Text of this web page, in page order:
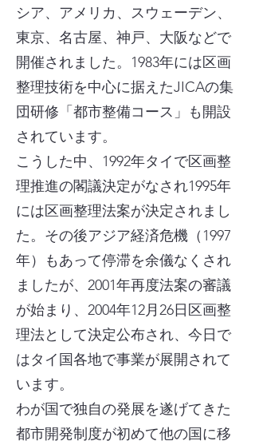
シア、アメリカ、スウェーデン、
東京、名古屋、神戸、大阪などで
開催されました。1983年には区画
整理技術を中心に据えたJICAの集
団研修「都市整備コース」も開設
されています。
こうした中、1992年タイで区画整
理推進の閣議決定がなされ1995年
には区画整理法案が決定されまし
た。その後アジア経済危機（1997
年）もあって停滞を余儀なくされ
ましたが、2001年再度法案の審議
が始まり、2004年12月26日区画整
理法として決定公布され、今日で
はタイ国各地で事業が展開されて
います。
わが国で独自の発展を遂げてきた
都市開発制度が初めて他の国に移